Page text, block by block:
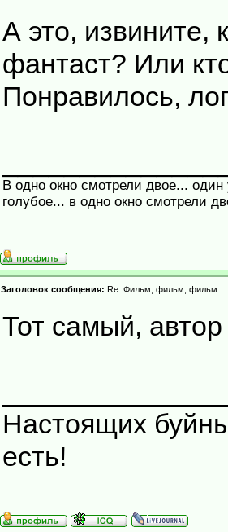
А это, извините,
фантаст? Или
Понравилось,
В одно окно смотрели двое...
голубое... в одно окно смотрели
Заголовок сообщения: Re: Фильм, фильм, фильм
Тот самый,
Настоящих
есть!